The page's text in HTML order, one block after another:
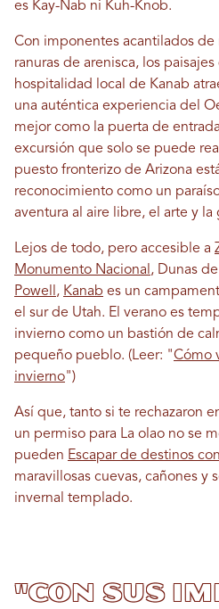
es Kay-Nab ni Kuh-Knob.
Con imponentes acantilados de
ranuras de arenisca, los
hospitalidad local de Kanab
una auténtica experiencia del
mejor como la puerta de
excursión que solo se puede
puesto fronterizo de Arizona
reconocimiento como un
aventura al aire libre, el arte y la
Lejos de todo, pero accesible a
Monumento Nacional , Dunas
Powell , Kanab es un
el sur de Utah. El verano es
invierno como un bastión de
pequeño pueblo. (Leer: "Cómo
invierno")
Así que, tanto si te rechazaron
un permiso para La olao no se
pueden Escapar de destinos
maravillosas cuevas, cañones y
invernal templado.
"Con sus